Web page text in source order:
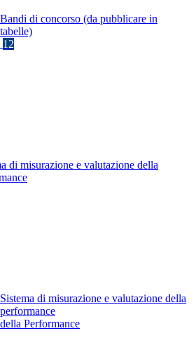
Bandi di concorso (da pubblicare in
tabelle)
12
di misurazione e valutazione della
Sistema di misurazione e valutazione della
performance
Performance